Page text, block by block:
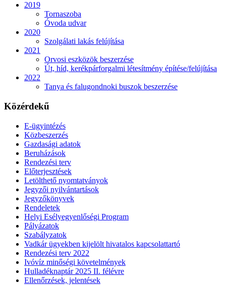
2019
Tornaszoba
Óvoda udvar
2020
Szolgálati lakás felújítása
2021
Orvosi eszközök beszerzése
Út, híd, kerékpárforgalmi létesítmény építése/felújítása
2022
Tanya és falugondnoki buszok beszerzése
Közérdekű
E-ügyintézés
Közbeszerzés
Gazdasági adatok
Beruházások
Rendezési terv
Előterjesztések
Letölthető nyomtatványok
Jegyzői nyilvántartások
Jegyzőkönyvek
Rendeletek
Helyi Esélyegyenlőségi Program
Pályázatok
Szabályzatok
Vadkár ügyekben kijelölt hivatalos kapcsolattartó
Rendezési terv 2022
Ivóvíz minőségi követelmények
Hulladéknaptár 2025 II. félévre
Ellenőrzések, jelentések